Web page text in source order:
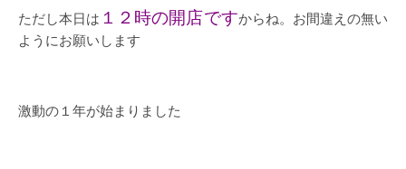
ただし本日は １２時の開店ですからね。お間違えの無い
ようにお願いします
激動の１年が始まりました